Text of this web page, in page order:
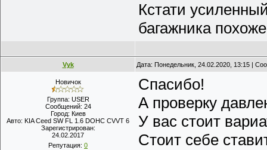
Кстати
багажника
Vyk Дата: Понедельник, 24.02.2020, 13:15 |
Новичок
Группа: USER
Сообщений: 24
Город: Киев
Авто: KIA Ceed SW FL 1.6 DOHC CVVT 6
Зарегистрирован:
24.02.2017
Репутация: 0
Спасибо!
А проверку
У вас стоит
Стоит себе